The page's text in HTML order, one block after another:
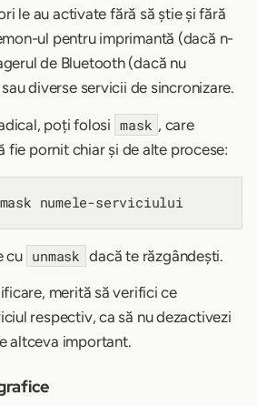
le au activate fără să știe și fără
ul pentru imprimantă (dacă n-
de Bluetooth (dacă nu
diverse servicii de sincronizare.
poți folosi mask , care
fie pornit chiar și de alte procese:
cu unmask dacă te răzgândești.
merită să verifici ce
respectiv, ca să nu dezactivezi
altceva important.